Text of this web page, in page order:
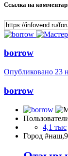
Ссылка на
borrow
Опубликовано 23
borrow
4,1 тыс
Город